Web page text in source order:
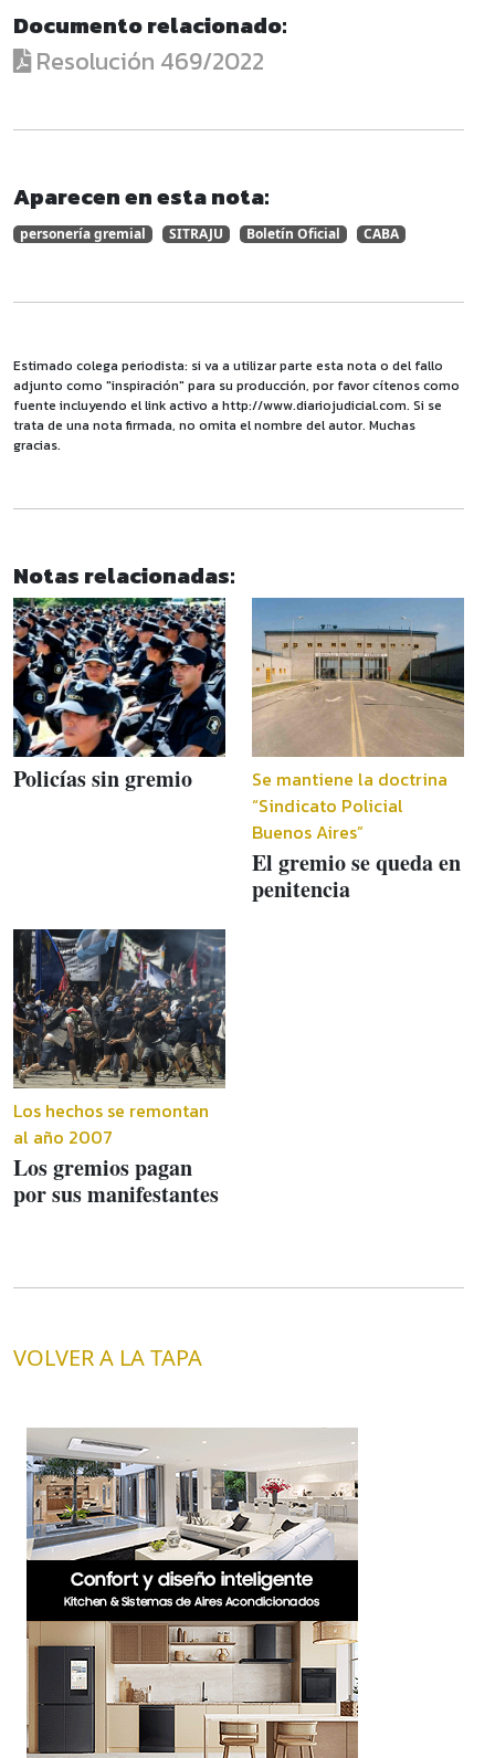
Documento relacionado:
Resolución 469/2022
Aparecen en esta nota:
personería gremial SITRAJU Boletín Oficial CABA
Estimado colega periodista: si va a utilizar parte esta nota o del fallo
adjunto como "inspiración" para su producción, por favor cítenos como
fuente incluyendo el link activo a http://www.diariojudicial.com. Si se
trata de una nota firmada, no omita el nombre del autor. Muchas
gracias.
Notas relacionadas:
Policías sin gremio
Se mantiene la doctrina
“Sindicato Policial
Buenos Aires”
El gremio se queda en
penitencia
Los hechos se remontan
al año 2007
Los gremios pagan
por sus manifestantes
VOLVER A LA TAPA